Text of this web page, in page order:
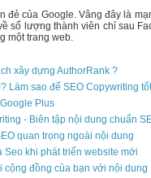
đẻ của Google. Vâng đây là
số lượng thành viên chỉ sau
một trang web.
xây dựng AuthorRank ?
Làm sao để SEO Copywriting
Plus
- Biên tập nội dung chuẩn
quan trọng ngoài nội dung
Seo khi phát triển website mới
cộng đồng của bạn với nội dung